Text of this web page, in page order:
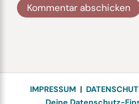
IMPRESSUM |